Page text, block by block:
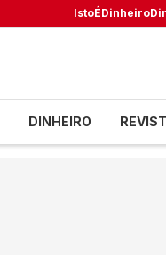
IstoÉDinheiro
DINHEIRO